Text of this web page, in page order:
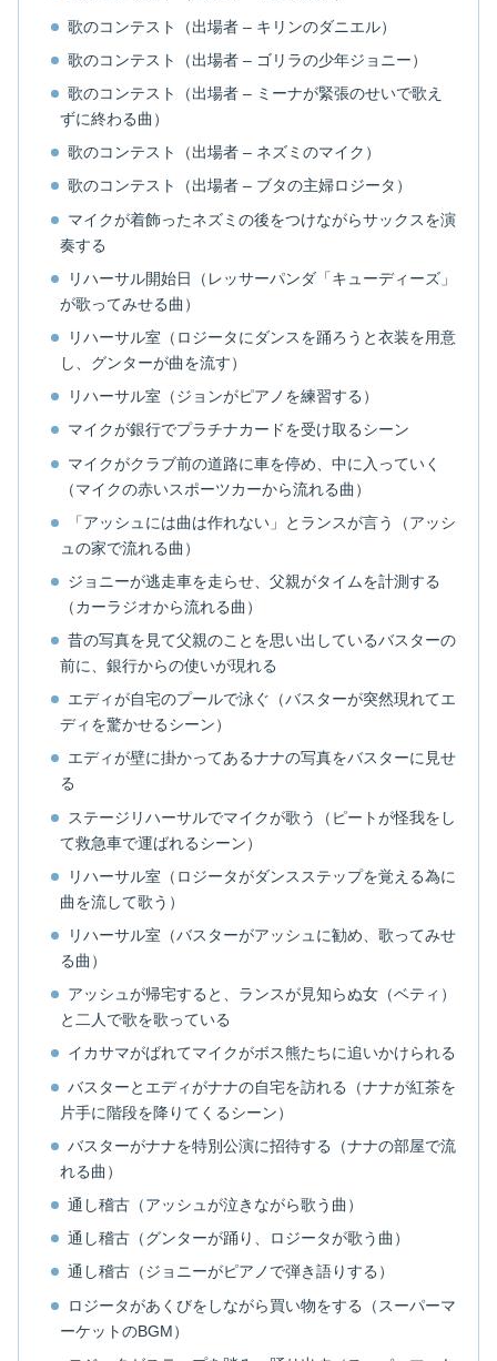
歌のコンテスト（出場者 – キリンのダニエル）
歌のコンテスト（出場者 – ゴリラの少年ジョニー）
歌のコンテスト（出場者 – ミーナが緊張のせいで歌え
ずに終わる曲）
歌のコンテスト（出場者 – ネズミのマイク）
歌のコンテスト（出場者 – ブタの主婦ロジータ）
マイクが着飾ったネズミの後をつけながらサックスを演
奏する
リハーサル開始日（レッサーパンダ「キューディーズ」
が歌ってみせる曲）
リハーサル室（ロジータにダンスを踊ろうと衣装を用意
し、グンターが曲を流す）
リハーサル室（ジョンがピアノを練習する）
マイクが銀行でプラチナカードを受け取るシーン
マイクがクラブ前の道路に車を停め、中に入っていく
（マイクの赤いスポーツカーから流れる曲）
「アッシュには曲は作れない」とランスが言う（アッシ
ュの家で流れる曲）
ジョニーが逃走車を走らせ、父親がタイムを計測する
（カーラジオから流れる曲）
昔の写真を見て父親のことを思い出しているバスターの
前に、銀行からの使いが現れる
エディが自宅のプールで泳ぐ（バスターが突然現れてエ
ディを驚かせるシーン）
エディが壁に掛かってあるナナの写真をバスターに見せ
る
ステージリハーサルでマイクが歌う（ピートが怪我をし
て救急車で運ばれるシーン）
リハーサル室（ロジータがダンスステップを覚える為に
曲を流して歌う）
リハーサル室（バスターがアッシュに勧め、歌ってみせ
る曲）
アッシュが帰宅すると、ランスが見知らぬ女（ベティ）
と二人で歌を歌っている
イカサマがばれてマイクがボス熊たちに追いかけられる
バスターとエディがナナの自宅を訪れる（ナナが紅茶を
片手に階段を降りてくるシーン）
バスターがナナを特別公演に招待する（ナナの部屋で流
れる曲）
通し稽古（アッシュが泣きながら歌う曲）
通し稽古（グンターが踊り、ロジータが歌う曲）
通し稽古（ジョニーがピアノで弾き語りする）
ロジータがあくびをしながら買い物をする（スーパーマ
ーケットのBGM）